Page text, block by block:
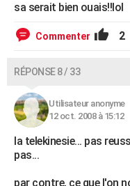
sa serait bien ouais!!lol
Commenter 2
RÉPONSE 8 / 33
Utilisateur anonyme
12 oct. 2008 à 15:12
la telekinesie... pas
pas...
par contre, ce que l'on